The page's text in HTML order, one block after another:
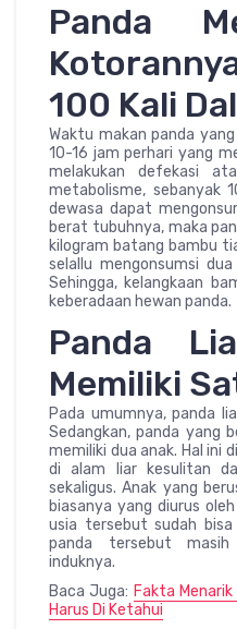
Panda
100 Kali
Waktu makan panda
10-16 jam perhari yang
melakukan defekasi
metabolisme, sebanyak
dewasa dapat
berat tubuhnya, maka
kilogram batang bambu
selallu mengonsumsi
Sehingga, kelangkaan
keberadaan hewan panda.
Panda
Memiliki
Pada umumnya, panda
Sedangkan, panda yang
memiliki dua anak. Hal ini
di alam liar kesulitan
sekaligus. Anak yang
biasanya yang diurus
usia tersebut sudah bisa
panda tersebut
induknya.
Baca Juga: Fakta
Harus Di Ketahui